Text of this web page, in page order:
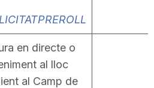
en directe o
al lloc
al Camp de